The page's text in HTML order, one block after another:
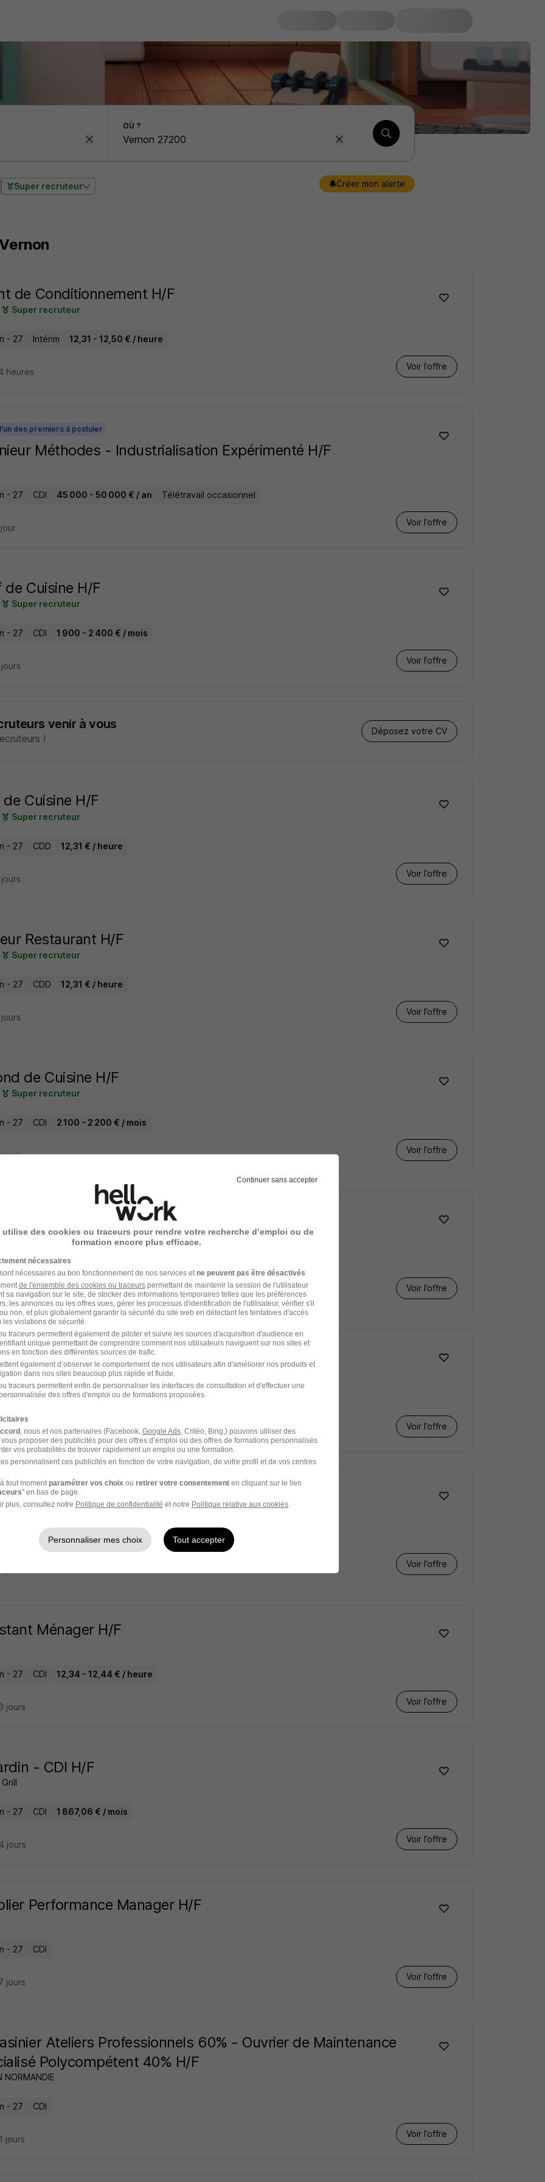
OÙ ?
Super recruteur Créer mon alerte
de Conditionnement H/F
Super recruteur
- 27 Intérim 12,31 - 12,50 € / heure
Voir l’offre
heures
des premiers à postuler
Méthodes - Industrialisation Expérimenté H/F
- 27 CDI 45 000 - 50 000 € / an Télétravail occasionnel
Voir l’offre
de Cuisine H/F
Super recruteur
- 27 CDI 1 900 - 2 400 € / mois
Voir l’offre
venir à vous
!
Déposez votre CV
de Cuisine H/F
Super recruteur
- 27 CDD 12,31 € / heure
Voir l’offre
Restaurant H/F
Super recruteur
- 27 CDD 12,31 € / heure
Voir l’offre
de Cuisine H/F
Super recruteur
- 27 CDI 2 100 - 2 200 € / mois
Voir l’offre
Maintenance H/F
Super recruteur
- 27 Intérim 2 200 - 3 000 € / mois
Voir l’offre
Vendeur H/F
Super recruteur
- 27 Intérim 1 880 - 2 200 € / mois
Voir l’offre
Méthodes Industrialisation H/F
CDI
Voir l’offre
Ménager H/F
- 27 CDI 12,34 - 12,44 € / heure
Voir l’offre
jours
- CDI H/F
- 27 CDI 1 867,06 € / mois
Voir l’offre
jours
Performance Manager H/F
- 27 CDI
Voir l’offre
jours
Ateliers Professionnels 60% - Ouvrier de Maintenance
Polycompétent 40% H/F
NORMANDIE
- 27 CDI
Voir l’offre
jours
Continuer sans accepter
utilise des cookies ou traceurs pour rendre votre recherche d’emploi ou de
formation encore plus efficace.
nécessaires
nécessaires au bon fonctionnement de nos services et ne peuvent pas être désactivés
de l'ensemble des cookies ou traceurspermettant de maintenir la session de l'utilisateur
sa navigation sur le site, de stocker des informations temporaires telles que les préférences
les annonces ou les offres vues, gérer les processus d'identification de l'utilisateur, vérifier s'il
non, et plus globalement garantir la sécurité du site web en détectant les tentatives d'accès
violations de sécurité.
traceurs permettent également de piloter et suivre les sources d'acquisition d'audience en
unique permettant de comprendre comment nos utilisateurs naviguent sur nos sites et
en fonction des différentes sources de trafic.
également d’observer le comportement de nos utilisateurs afin d'améliorer nos produits et
dans nos sites beaucoup plus rapide et fluide.
traceurs permettent enfin de personnaliser les interfaces de consultation et d'effectuer une
des offres d'emploi ou de formations proposées.
, nous et nos partenaires (Facebook, Google Ads, Critéo, Bing,) pouvons utiliser des
proposer des publicités pour des offres d’emploi ou des offres de formations personnalisés
vos probabilités de trouver rapidement un emploi ou une formation.
personnalisent ces publicités en fonction de votre navigation, de votre profil et de vos centres
tout moment paramétrer vos choix ou retirer votre consentementen cliquant sur le lien
" en bas de page.
plus, consultez notre Politique de confidentialité et notre Politique relative aux cookies.
Personnaliser mes choix Tout accepter